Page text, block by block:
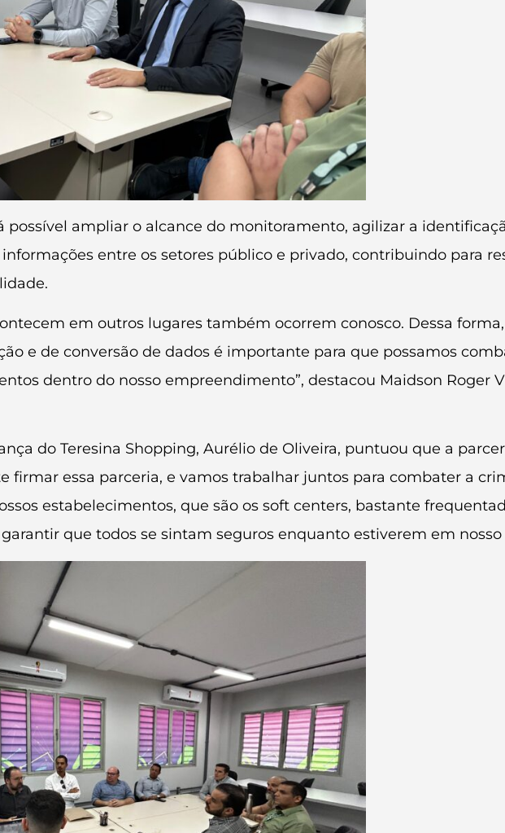
possível ampliar o alcance do monitoramento, agilizar a
entre os setores público e privado, contribuindo para
em outros lugares também ocorrem conosco. Dessa
e de conversão de dados é importante para que possamos
dentro do nosso empreendimento”, destacou Maidson Roger
do Teresina Shopping, Aurélio de Oliveira, puntuou que a
firmar essa parceria, e vamos trabalhar juntos para combater a
estabelecimentos, que são os soft centers, bastante
que todos se sintam seguros enquanto estiverem em nosso